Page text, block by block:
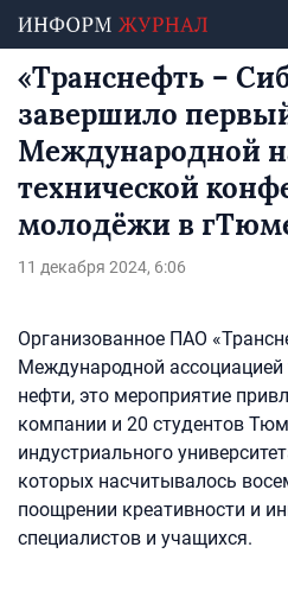
«Транснефть –
завершило
Международной
технической
молодёжи в
11 декабря 2024, 6:06
Организованное ПАО
Международной
нефти, это мероприятие
компании и 20 студентов
индустриального
которых насчитывалось
поощрении креативности и
специалистов и учащихся.